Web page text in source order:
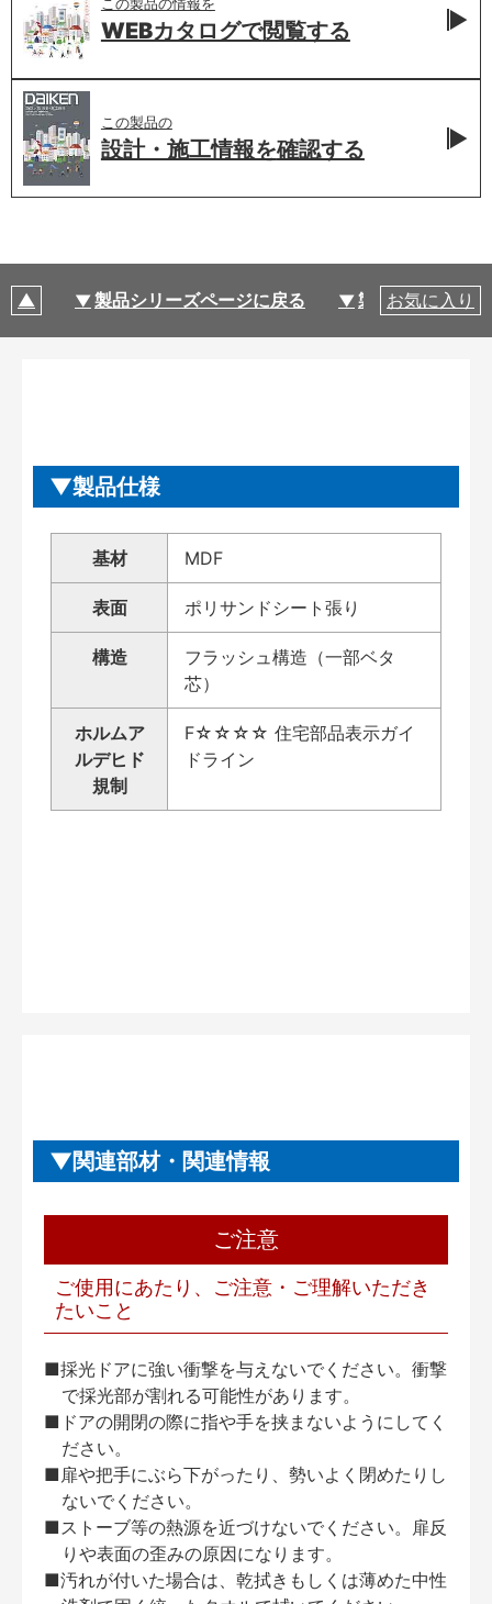
WEBカタログで閲覧する
この製品の
設計・施工情報を確認する
製品シリーズページに戻る 製品仕様
お気に入り
製品仕様
基材 MDF
表面 ポリサンドシート張り
構造
フラッシュ構造（一部ベタ
芯）
ホルムア
ルデヒド
規制
F☆☆☆☆ 住宅部品表示ガイ
ドライン
関連部材・関連情報
ご注意
ご使用にあたり、ご注意・ご理解いただき
たいこと
■採光ドアに強い衝撃を与えないでください。衝撃
で採光部が割れる可能性があります。
■ドアの開閉の際に指や手を挟まないようにしてく
ださい。
■扉や把手にぶら下がったり、勢いよく閉めたりし
ないでください。
■ストーブ等の熱源を近づけないでください。扉反
りや表面の歪みの原因になります。
■汚れが付いた場合は、乾拭きもしくは薄めた中性